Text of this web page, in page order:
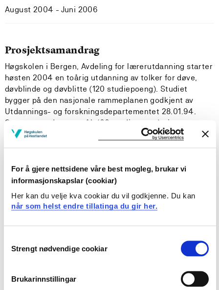
For å gjere nettsidene våre best mogleg, brukar vi
informasjonskapslar (cookiar)
Her kan du velje kva cookiar du vil godkjenne. Du kan
når som helst endre tillatinga du gir her.
Selection
Strengt nødvendige cookiar
Brukarinnstillingar
August 2004 - Juni 2006
Prosjektsamandrag
Høgskolen i Bergen, Avdeling for lærerutdanning starter
høsten 2004 en toårig utdanning av tolker for døve,
døvblinde og døvblitte (120 studiepoeng). Studiet
bygger på den nasjonale rammeplanen godkjent av
Utdannings- og forskningsdepartementet 28.01.94.
Sammen med tegnspråk (60 studiepoeng) gir
tolkeutdanningen en bachelorgrad i tegnspråk og
Bestått utdanning gir rett til offentlig godkjenning som
tolk. Tolkens overordnede ansvar er å medvirke til at
som kan ha ulik språklig og kulturell identitet, skal bli
likeverdige. Begge parter er brukere av tolketjenesten,
sammenhengen. Den foreliggende fagplan
konkretiserer det faglige innholdet i studiet, der mål,
innhold, arbeidsmåter, organisering og vurderingsformer
er utarbeidet i henhold til rammeplanen og de